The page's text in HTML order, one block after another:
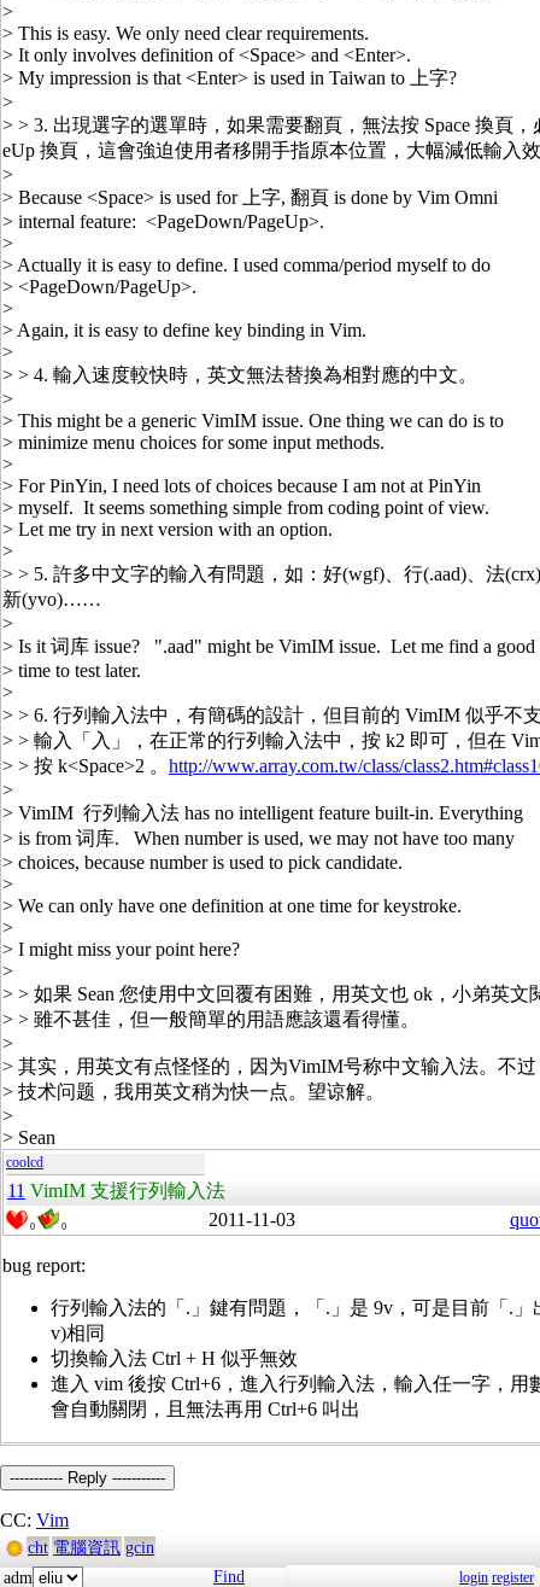
>
> This is easy. We only need clear requirements.
> It only involves definition of <Space> and <Enter>.
> My impression is that <Enter> is used in Taiwan to 上字?
>
> > 3. 出現選字的選單時，如果需要翻頁，無法按 Space 換頁，
eUp 換頁，這會強迫使用者移開手指原本位置，大幅減低輸入
>
> Because <Space> is used for 上字, 翻頁 is done by Vim Omni
> internal feature: <PageDown/PageUp>.
>
> Actually it is easy to define. I used comma/period myself to do
> <PageDown/PageUp>.
>
> Again, it is easy to define key binding in Vim.
>
> > 4. 輸入速度較快時，英文無法替換為相對應的中文。
>
> This might be a generic VimIM issue. One thing we can do is to
> minimize menu choices for some input methods.
>
> For PinYin, I need lots of choices because I am not at PinYin
> myself. It seems something simple from coding point of view.
> Let me try in next version with an option.
>
> > 5. 許多中文字的輸入有問題，如：好(wgf)、行(.aad)、法
新(yvo)……
>
> Is it 词库 issue? ".aad" might be VimIM issue. Let me find a good
> time to test later.
>
> > 6. 行列輸入法中，有簡碼的設計，但目前的 VimIM 似乎不
> > 輸入「入」，在正常的行列輸入法中，按 k2 即可，但在
> > 按 k<Space>2 。 http://www.array.com.tw/class/
>
> VimIM 行列輸入法 has no intelligent feature built-in. Everything
> is from 词库. When number is used, we may not have too many
> choices, because number is used to pick candidate.
>
> We can only have one definition at one time for keystroke.
>
> I might miss your point here?
>
> > 如果 Sean 您使用中文回覆有困難，用英文也 ok，小弟英文
> > 雖不甚佳，但一般簡單的用語應該還看得懂。
>
> 其实，用英文有点怪怪的，因为VimIM号称中文输入法。不
> 技术问题，我用英文稍为快一点。望谅解。
>
> Sean
coolcd
11 VimIM 支援行列輸入法
0 0 2011-11-03
bug report:
行列輸入法的「.」鍵有問題，「.」是 9v，可是目前「.」
v)相同
切換輸入法 Ctrl + H 似乎無效
進入 vim 後按 Ctrl+6，進入行列輸入法，輸入任一字，用
會自動關閉，且無法再用 Ctrl+6 叫出
----------- Reply -----------
CC: Vim
cht 電腦資訊 gcin
adm
Find login register